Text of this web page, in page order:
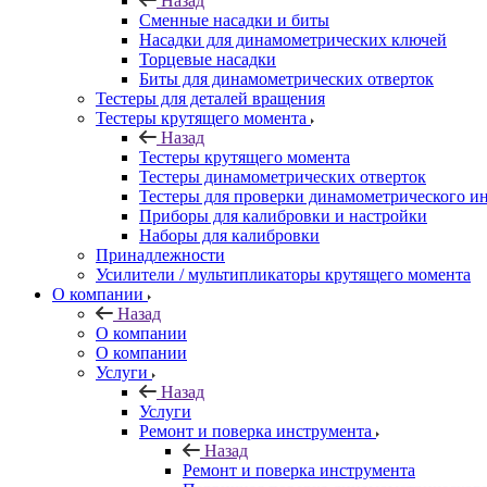
Сменные насадки и биты
Насадки для динамометрических ключей
Торцевые насадки
Биты для динамометрических отверток
Тестеры для деталей вращения
Тестеры крутящего момента
Назад
Тестеры крутящего момента
Тестеры динамометрических отверток
Тестеры для проверки динамометрического
Приборы для калибровки и настройки
Наборы для калибровки
Принадлежности
Усилители / мультипликаторы крутящего момента
О компании
Назад
О компании
О компании
Услуги
Назад
Услуги
Ремонт и поверка инструмента
Назад
Ремонт и поверка инструмента